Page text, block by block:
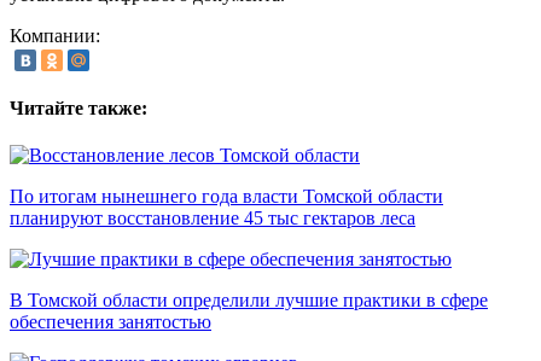
Компании:
Читайте также:
По итогам нынешнего года власти Томской области
планируют восстановление 45 тыс гектаров леса
В Томской области определили лучшие практики в сфере
обеспечения занятостью